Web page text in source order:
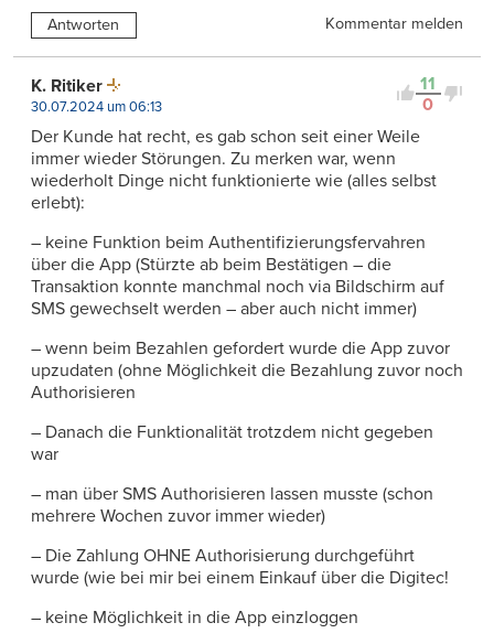
Antworten Kommentar melden
11
0
K. Ritiker
30.07.2024 um 06:13
Der Kunde hat recht, es gab schon seit einer Weile
immer wieder Störungen. Zu merken war, wenn
wiederholt Dinge nicht funktionierte wie (alles selbst
erlebt):
– keine Funktion beim Authentifizierungsfervahren
über die App (Stürzte ab beim Bestätigen – die
Transaktion konnte manchmal noch via Bildschirm auf
SMS gewechselt werden – aber auch nicht immer)
– wenn beim Bezahlen gefordert wurde die App zuvor
upzudaten (ohne Möglichkeit die Bezahlung zuvor noch
Authorisieren
– Danach die Funktionalität trotzdem nicht gegeben
war
– man über SMS Authorisieren lassen musste (schon
mehrere Wochen zuvor immer wieder)
– Die Zahlung OHNE Authorisierung durchgeführt
wurde (wie bei mir bei einem Einkauf über die Digitec!
– keine Möglichkeit in die App einzloggen